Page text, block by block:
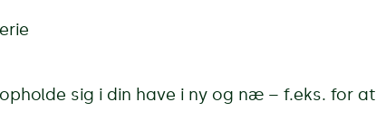
sig i din have i ny og næ – f.eks. for at